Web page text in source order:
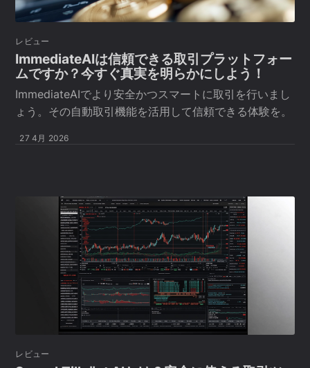
レビュー
ImmediateAIは信頼できる取引プラットフォー
ムですか？今すぐ真実を明らかにしよう！
ImmediateAIでより安全かつスマートに取引を行いまし
ょう。その自動取引機能を活用して信頼できる体験を。
27 4月 2026
レビュー